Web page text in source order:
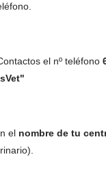
el nº teléfono
el nombre de tu